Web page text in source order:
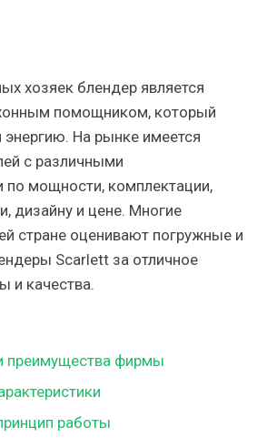
хозяек блендер является
помощником, который
На рынке имеется
с различными
по мощности, комплектации,
дизайну и цене. Многие
стране оценивают погружные и
Scarlett за отличное
и качества.
преимущества фирмы
работы